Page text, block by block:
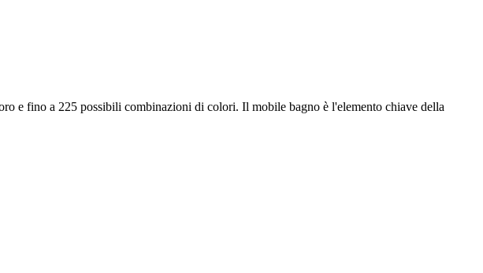
e fino a 225 possibili combinazioni di colori. Il mobile bagno è l'elemento chiave della